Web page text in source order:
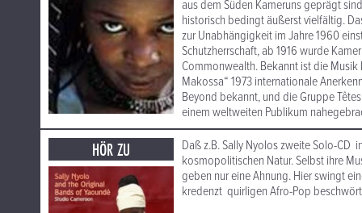
aus dem Süden Kameruns geprägt
historisch bedingt äußerst vielfältig.
zur Unabhängigkeit im Jahre 1960
Schutzherrschaft, ab 1916 wurde
Commonwealth. Bekannt ist die Musik
Makossa“ 1973 internationale
Beyond bekannt, und die Gruppe
einem weltweiten Publikum
HÖR ZU
Daß z.B. Sally Nyolos zweite Solo-CD
kosmopolitischen Natur. Selbst ihre
geben nur eine Ahnung. Hier swingt
kredenzt quirligen Afro-Pop